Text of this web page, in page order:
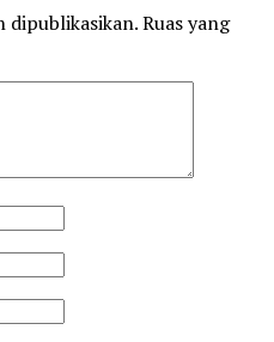
dipublikasikan.Ruas yang